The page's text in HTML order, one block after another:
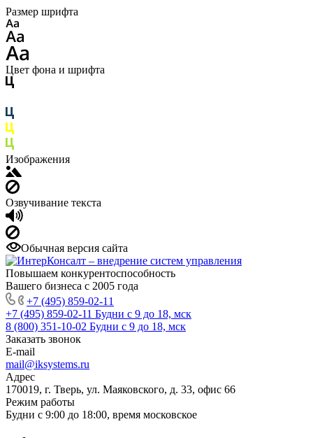
Размер шрифта
Цвет фона и шрифта
Изображения
Озвучивание текста
Обычная версия сайта
Повышаем конкурентоспособность
Вашего бизнеса с 2005 года
+7 (495) 859-02-11
+7 (495) 859-02-11 Будни с 9 до 18, мск
8 (800) 351-10-02 Будни с 9 до 18, мск
Заказать звонок
E-mail
mail@iksystems.ru
Адрес
170019, г. Тверь, ул. Маяковского, д. 33, офис 66
Режим работы
Будни с 9:00 до 18:00, время московское